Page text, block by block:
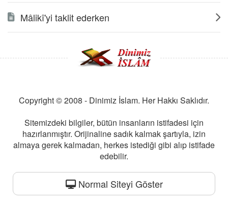
Mâlikî'yi taklit ederken
Copyright © 2008 - Dinimiz İslam. Her Hakkı Saklıdır.
Sitemizdeki bilgiler, bütün insanların istifadesi için
hazırlanmıştır. Orijinaline sadık kalmak şartıyla, izin
almaya gerek kalmadan, herkes istediği gibi alıp istifade
edebilir.
Normal Siteyi Göster